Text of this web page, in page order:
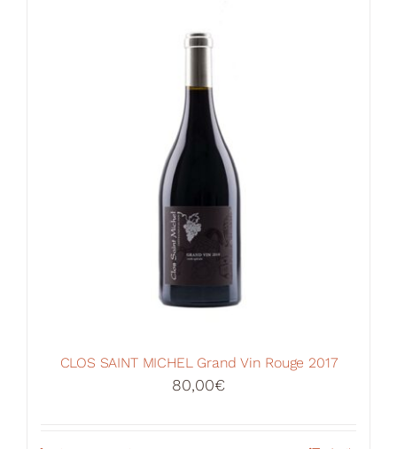
CLOS SAINT MICHEL Grand Vin Rouge 2017
80,00€